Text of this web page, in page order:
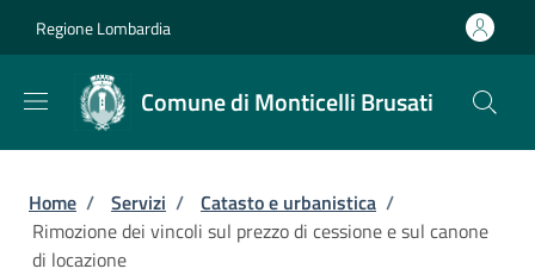
Regione Lombardia
Comune di Monticelli Brusati
Briciole di pane
Home / Servizi / Catasto e urbanistica /
Rimozione dei vincoli sul prezzo di cessione e sul canone
di locazione